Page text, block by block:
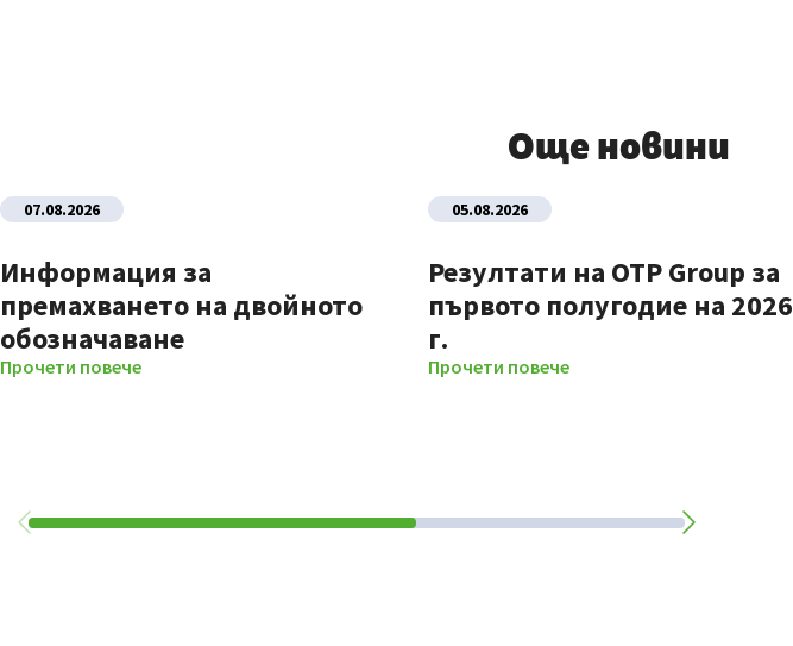
Още новини
07.08.2026
Информация за
премахването на двойното
обозначаване
Прочети повече
05.08.2026
Резултати на OTP Group за
първото полугодие на 2026
г.
Прочети повече